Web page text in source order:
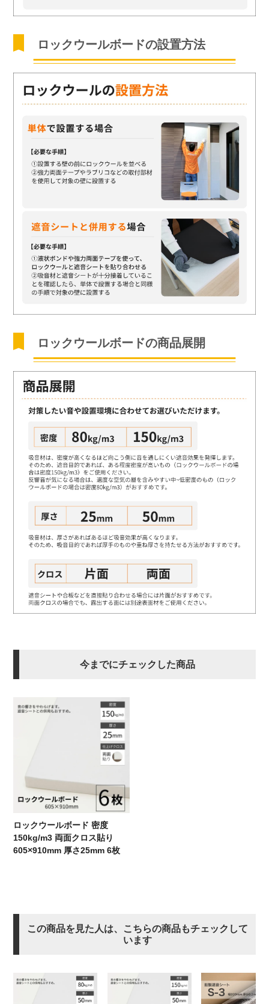
ロックウールボードの設置方法
ロックウールボードの商品展開
今までにチェックした商品
ロックウールボード 密度
150kg/m3 両面クロス貼り
605×910mm 厚さ25mm 6枚
この商品を見た人は、こちらの商品もチェックして
います